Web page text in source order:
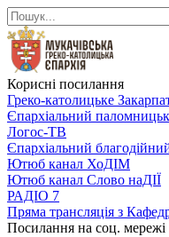
Корисні посилання
Греко-католицьке
Єпархіальний
Логос-ТВ
Єпархіальний
Ютюб канал ХоДІМ
Ютюб канал Слово наДІЇ
РАДІО 7
Пряма трансляція з
Посилання на соц. мережі